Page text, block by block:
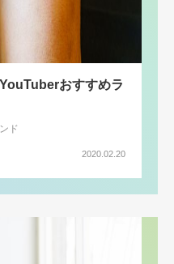
おすすめラ
ド
2020.02.20